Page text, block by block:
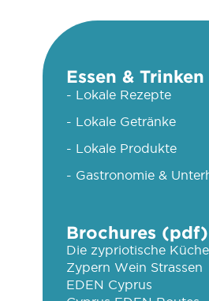
Essen & Trinken
- Lokale Rezepte
- Lokale Getränke
- Lokale Produkte
- Gastronomie &
Brochures (pdf)
Die zypriotische
Zypern Wein Strassen
EDEN Cyprus